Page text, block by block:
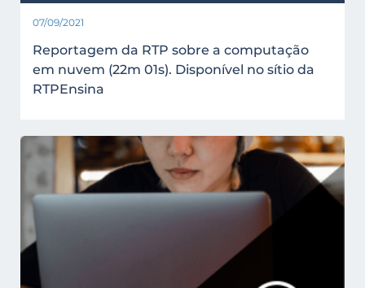
07/09/2021
Reportagem da RTP sobre a computação
em nuvem (22m 01s). Disponível no sítio da
RTPEnsina